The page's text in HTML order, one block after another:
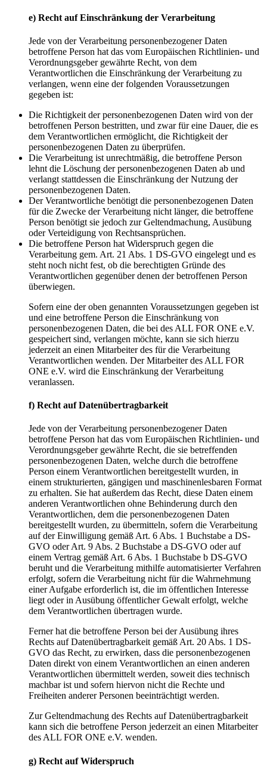
e) Recht auf Einschränkung der Verarbeitung
Jede von der Verarbeitung personenbezogener Daten
betroffene Person hat das vom Europäischen Richtlinien- und
Verordnungsgeber gewährte Recht, von dem
Verantwortlichen die Einschränkung der Verarbeitung zu
verlangen, wenn eine der folgenden Voraussetzungen
gegeben ist:
Die Richtigkeit der personenbezogenen Daten wird von der
betroffenen Person bestritten, und zwar für eine Dauer, die es
dem Verantwortlichen ermöglicht, die Richtigkeit der
personenbezogenen Daten zu überprüfen.
Die Verarbeitung ist unrechtmäßig, die betroffene Person
lehnt die Löschung der personenbezogenen Daten ab und
verlangt stattdessen die Einschränkung der Nutzung der
personenbezogenen Daten.
Der Verantwortliche benötigt die personenbezogenen Daten
für die Zwecke der Verarbeitung nicht länger, die betroffene
Person benötigt sie jedoch zur Geltendmachung, Ausübung
oder Verteidigung von Rechtsansprüchen.
Die betroffene Person hat Widerspruch gegen die
Verarbeitung gem. Art. 21 Abs. 1 DS-GVO eingelegt und es
steht noch nicht fest, ob die berechtigten Gründe des
Verantwortlichen gegenüber denen der betroffenen Person
überwiegen.
Sofern eine der oben genannten Voraussetzungen gegeben ist
und eine betroffene Person die Einschränkung von
personenbezogenen Daten, die bei des ALL FOR ONE e.V.
gespeichert sind, verlangen möchte, kann sie sich hierzu
jederzeit an einen Mitarbeiter des für die Verarbeitung
Verantwortlichen wenden. Der Mitarbeiter des ALL FOR
ONE e.V. wird die Einschränkung der Verarbeitung
veranlassen.
f) Recht auf Datenübertragbarkeit
Jede von der Verarbeitung personenbezogener Daten
betroffene Person hat das vom Europäischen Richtlinien- und
Verordnungsgeber gewährte Recht, die sie betreffenden
personenbezogenen Daten, welche durch die betroffene
Person einem Verantwortlichen bereitgestellt wurden, in
einem strukturierten, gängigen und maschinenlesbaren Format
zu erhalten. Sie hat außerdem das Recht, diese Daten einem
anderen Verantwortlichen ohne Behinderung durch den
Verantwortlichen, dem die personenbezogenen Daten
bereitgestellt wurden, zu übermitteln, sofern die Verarbeitung
auf der Einwilligung gemäß Art. 6 Abs. 1 Buchstabe a DS-
GVO oder Art. 9 Abs. 2 Buchstabe a DS-GVO oder auf
einem Vertrag gemäß Art. 6 Abs. 1 Buchstabe b DS-GVO
beruht und die Verarbeitung mithilfe automatisierter Verfahren
erfolgt, sofern die Verarbeitung nicht für die Wahrnehmung
einer Aufgabe erforderlich ist, die im öffentlichen Interesse
liegt oder in Ausübung öffentlicher Gewalt erfolgt, welche
dem Verantwortlichen übertragen wurde.
Ferner hat die betroffene Person bei der Ausübung ihres
Rechts auf Datenübertragbarkeit gemäß Art. 20 Abs. 1 DS-
GVO das Recht, zu erwirken, dass die personenbezogenen
Daten direkt von einem Verantwortlichen an einen anderen
Verantwortlichen übermittelt werden, soweit dies technisch
machbar ist und sofern hiervon nicht die Rechte und
Freiheiten anderer Personen beeinträchtigt werden.
Zur Geltendmachung des Rechts auf Datenübertragbarkeit
kann sich die betroffene Person jederzeit an einen Mitarbeiter
des ALL FOR ONE e.V. wenden.
g) Recht auf Widerspruch